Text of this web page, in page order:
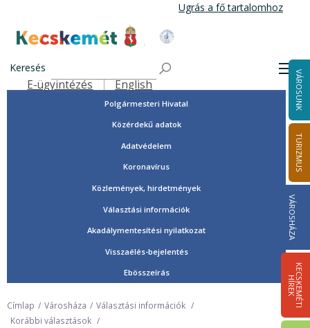
tartalomra
Ugrás a fő tartalomhoz
Kecskemét Város Honlapja
Keresés
Felső navigáció
E-ügyintézés English VÁROSUNK
TURIZMUS
VÁROSHÁZA
K
E
C
S
K
E
M
É
T
I
HÍ
R
E
K
Tisztségviselők, képviselők
Országgyűlési képviselők
Önkormányzat
Polgármesteri Hivatal
Közérdekű adatok
Adatvédelem
Koronavírus
Közlemények, hirdetmények
Választási információk
Akadálymentesítési nyilatkozat
Visszaélés-bejelentés
Ebösszeírás
Címlap Városháza
Választási információk
Korábbi választások